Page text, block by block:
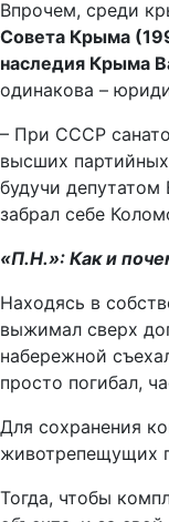
Впрочем, среди
Совета Крыма
наследия Крыма
одинакова –
– При СССР
высших
будучи
забрал себе
«П.Н.»: Как и
Находясь в
выжимал сверх
набережной
просто погибал,
Для сохранения
животрепещущих
Тогда, чтобы